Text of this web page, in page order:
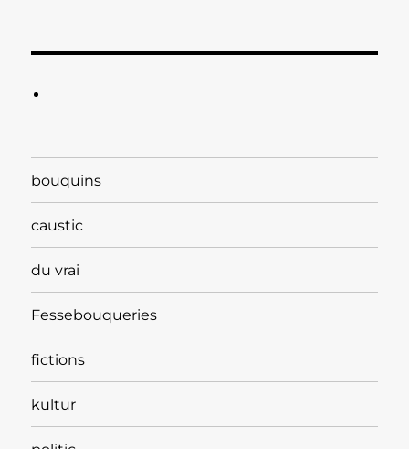
bouquins
caustic
du vrai
Fessebouqueries
fictions
kultur